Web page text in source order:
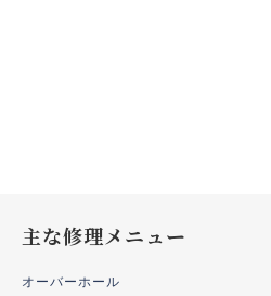
主な修理メニュー
オーバーホール